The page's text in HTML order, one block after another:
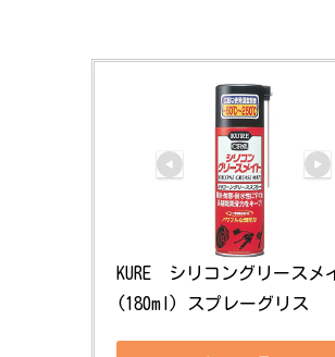
KURE　シリコングリースメ
(180ml) スプレーグリス